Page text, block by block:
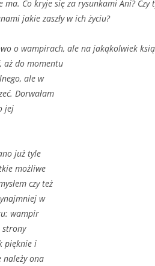
Co kryje się za rysunkami Ani? Czy
jakie zaszły w ich życiu?
o wampirach, ale na jakąkolwiek
aż do momentu
ale w
Dorwałam
jej
już tyle
możliwe
czy też
w
wampir
strony
pięknie i
należy ona